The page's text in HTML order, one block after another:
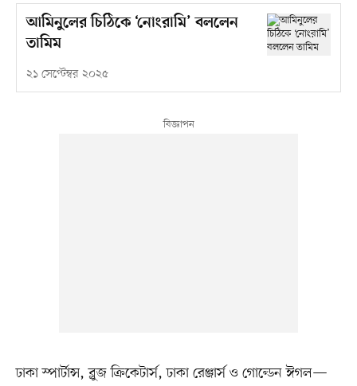
আমিনুলের চিঠিকে ‘নোংরামি’ বললেন
তামিম
২১ সেপ্টেম্বর ২০২৫
ঢাকা স্পার্টান্স, ব্লুজ ক্রিকেটার্স, ঢাকা রেঞ্জার্স ও গোল্ডেন ঈগল—